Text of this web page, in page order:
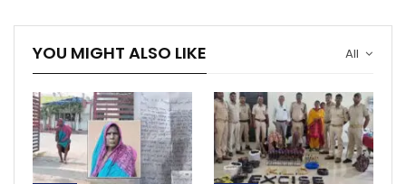
All
YOU MIGHT ALSO LIKE